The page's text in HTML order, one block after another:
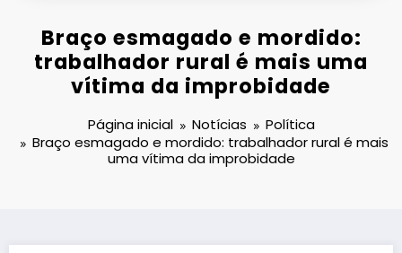
Braço esmagado e mordido:
trabalhador rural é mais uma
vítima da improbidade
Página inicial Notícias
Política
Braço esmagado e mordido: trabalhador rural é mais
uma vítima da improbidade